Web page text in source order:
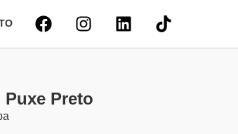
Puxe Preto